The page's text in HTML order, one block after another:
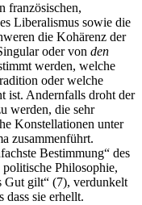
französischen,
Liberalismus sowie die
die Kohärenz der
oder von den
werden, welche
oder welche
ist. Andernfalls droht der
werden, die sehr
Konstellationen unter
zusammenführt.
Bestimmung“ des
Philosophie,
Gut gilt“ (7), verdunkelt
dass sie erhellt.